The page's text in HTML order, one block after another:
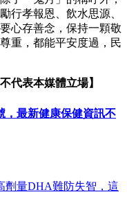
行孝報恩、飲水思源、
心存善念，保持一顆敬
重，都能平安度過，民
代表本媒體立場】
最新健康保健資訊不
劑量DHA難防失智，這